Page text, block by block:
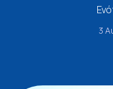
3